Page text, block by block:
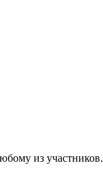
из участников.